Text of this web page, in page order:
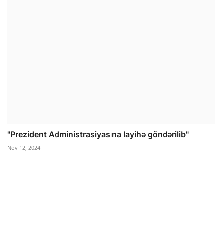
"Prezident Administrasiyasına layihə göndərilib"
Nov 12, 2024